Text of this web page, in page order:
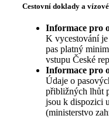
Cestovní doklady a
Informace pro
K vycestování
pas platný
vstupu České
Informace pro
Údaje o
přibližných lhůt
jsou k dispozici
(ministerstvo